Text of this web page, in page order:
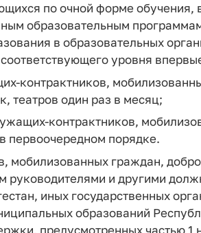
по очной форме обучения,
образовательным
в образовательных
уровня
контрактников,
театров один раз в месяц;
контрактников,
первоочередном порядке.
мобилизованных граждан,
руководителями и другими
иных государственных
образований
предусмотренных частью 1